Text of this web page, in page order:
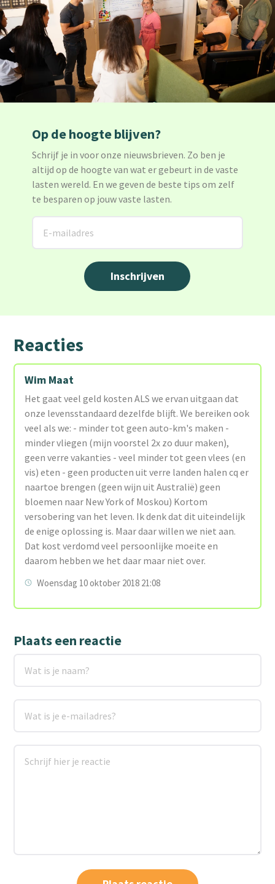
Op de hoogte blijven?
Schrijf je in voor onze nieuwsbrieven. Zo ben je
altijd op de hoogte van wat er gebeurt in de vaste
lasten wereld. En we geven de beste tips om zelf
te besparen op jouw vaste lasten.
Reacties
Wim Maat
Het gaat veel geld kosten ALS we ervan uitgaan dat
onze levensstandaard dezelfde blijft. We bereiken ook
veel als we: - minder tot geen auto-km's maken -
minder vliegen (mijn voorstel 2x zo duur maken),
geen verre vakanties - veel minder tot geen vlees (en
vis) eten - geen producten uit verre landen halen cq er
naartoe brengen (geen wijn uit Australië) geen
bloemen naar New York of Moskou) Kortom
versobering van het leven. Ik denk dat dit uiteindelijk
de enige oplossing is. Maar daar willen we niet aan.
Dat kost verdomd veel persoonlijke moeite en
daarom hebben we het daar maar niet over.
Woensdag 10 oktober 2018 21:08
Plaats een reactie